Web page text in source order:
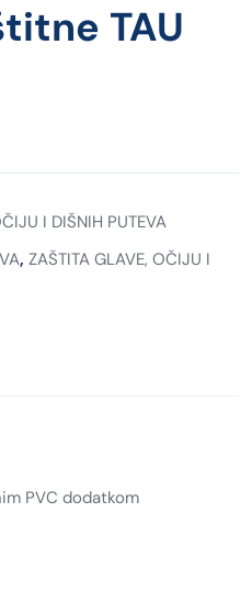
TAU
I DIŠNIH PUTEVA
, ZAŠTITA GLAVE, OČIJU I
PVC dodatkom